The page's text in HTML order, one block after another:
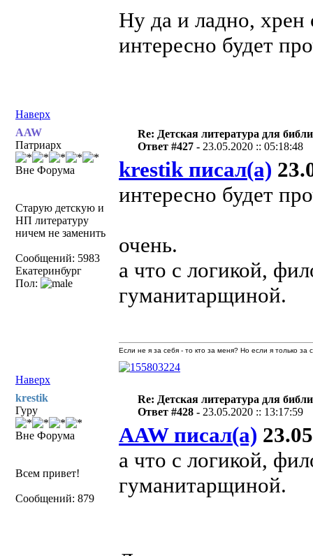
Ну да и ладно,
интересно будет
Наверх
AAW
Патриарх
Вне Форума
Старую детскую и
НП литературу
ничем не заменить
Сообщений: 5983
Екатеринбург
Пол:
Re: Детская литература для
Ответ #427 - 23.05.2020 :: 05:18:48
krestik писал(а)
интересно будет
очень.
а что с логикой,
гуманитарщиной.
Наверх
Если не я за себя - то кто за меня? Но если я только
krestik
Гуру
Вне Форума
Всем привет!
Сообщений: 879
Re: Детская литература для
Ответ #428 - 23.05.2020 :: 13:17:59
AAW писал(а)
а что с логикой,
гуманитарщиной.